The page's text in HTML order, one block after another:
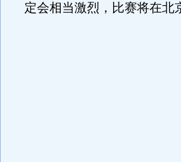
定会相当激烈，比赛将在北